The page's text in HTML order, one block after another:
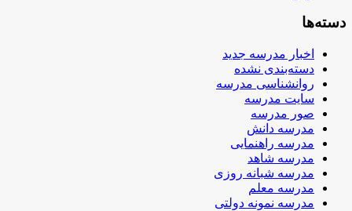
دسته‌ها
اخبار مدرسه جدید
دسته‌بندی نشده
روانشناسی مدرسه
سایت مدرسه
صور مدرسه
مدرسه دانش
مدرسه راهنمایی
مدرسه شاهد
مدرسه شبانه روزی
مدرسه معلم
مدرسه نمونه دولتی